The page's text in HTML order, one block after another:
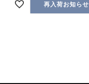
再入荷お知らせ